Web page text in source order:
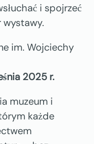
i spojrzeć
im. Wojciechy
2025 r.
muzeum i
każde